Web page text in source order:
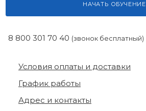
НАЧАТЬ ОБУЧЕНИЕ
8 800 301 70 40 (звонок бесплатный)
Условия оплаты и доставки
График работы
Адрес и контакты